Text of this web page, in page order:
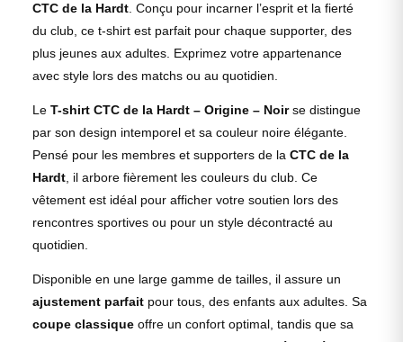
CTC de la Hardt. Conçu pour incarner l’esprit et la fierté
du club, ce t-shirt est parfait pour chaque supporter, des
plus jeunes aux adultes. Exprimez votre appartenance
avec style lors des matchs ou au quotidien.
Le T-shirt CTC de la Hardt – Origine – Noirse distingue
par son design intemporel et sa couleur noire élégante.
Pensé pour les membres et supporters de la CTC de la
Hardt , il arbore fièrement les couleurs du club. Ce
vêtement est idéal pour afficher votre soutien lors des
rencontres sportives ou pour un style décontracté au
quotidien.
Disponible en une large gamme de tailles, il assure un
ajustement parfait pour tous, des enfants aux adultes. Sa
coupe classique offre un confort optimal, tandis que sa